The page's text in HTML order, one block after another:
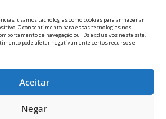
usamos tecnologias como cookies para armazenar
O consentimento para essas tecnologias nos
de navegação ou IDs exclusivos neste site.
pode afetar negativamente certos recursos e
Aceitar
Negar
direitos reservados.